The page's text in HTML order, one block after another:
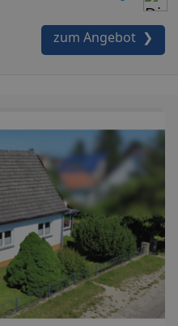
zum Angebot ❯